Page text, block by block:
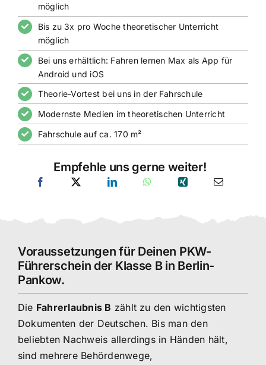
möglich
Bis zu 3x pro Woche theoretischer Unterricht
möglich
Bei uns erhältlich: Fahren lernen Max als App für
Android und iOS
Theorie-Vortest bei uns in der Fahrschule
Modernste Medien im theoretischen Unterricht
Fahrschule auf ca. 170 m²
Empfehle uns gerne weiter!
Voraussetzungen für Deinen PKW-
Führerschein der Klasse B in Berlin-
Pankow.
Die Fahrerlaubnis B zählt zu den wichtigsten
Dokumenten der Deutschen. Bis man den
beliebten Nachweis allerdings in Händen hält,
sind mehrere Behördenwege,